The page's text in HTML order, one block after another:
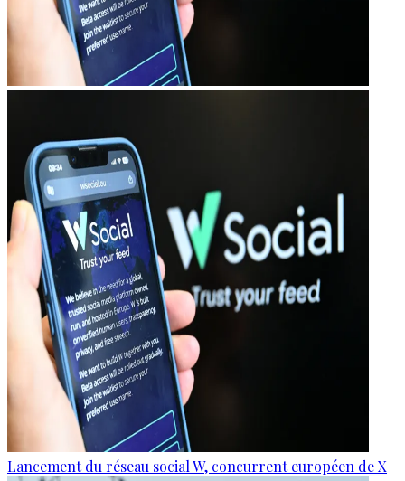
Lancement du réseau social W, concurrent européen de X